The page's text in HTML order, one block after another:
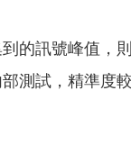
的訊號峰值，
測試，精準度